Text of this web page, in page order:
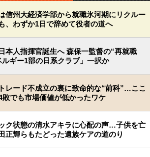
信州大経済学部から就職氷河期にリクルー
、わずか1日で辞めて役者の道へ
本人指揮官誕生へ 森保一監督の“再就職
ルギー1部の日系クラブ」一択か
レード不成立の裏に致命的な“前科”…ここ
敗でも市場価値が低かったワケ
ク状態の清水アキラに心配の声…子供を亡
正輝らもたどった遺族ケアの道のり